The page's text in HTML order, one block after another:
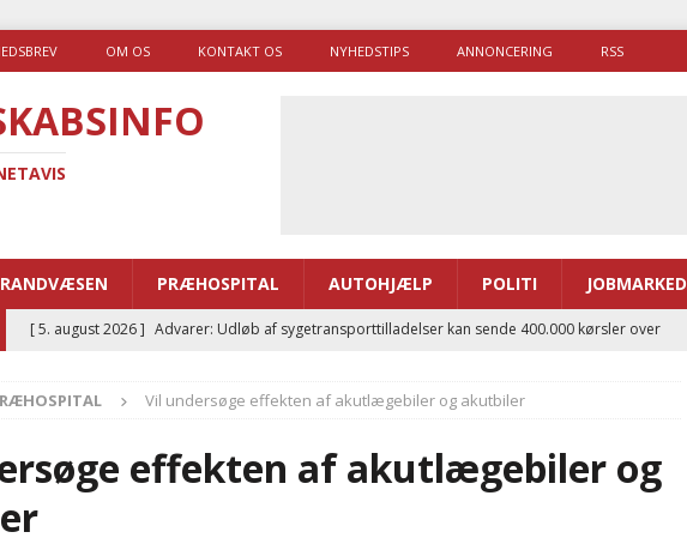
OM OS KONTAKT OS NYHEDSTIPS ANNONCERING RSS
PRÆHOSPITAL AUTOHJÆLP POLITI JOBMARKED
[ 5. august 2026 ] Advarer: Udløb af sygetransporttilladelser kan sende 400.000 kørsler over
[ 5. august 2026 ] Ny ambulance og el-sygetransportvogn til Samsø
PRÆHOSPITAL
Brandvæsenerne brugte lidt længere tid på at komme af sted i 2025
BRANDVÆSEN
Vil undersøge effekten af akutlægebiler og akutbiler
effekten af akutlægebiler og